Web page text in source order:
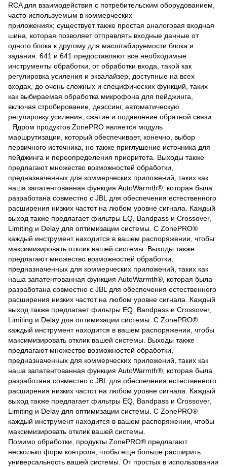
RCA для взаимодействия с потребительским оборудованием,
часто используемым в коммерческих
приложениях; существует также простая аналоговая входная
шина, которая позволяет отправлять входные данные от
одного блока к другому для масштабируемости блока и
задания. 641 и 641 предоставляют все необходимые
инструменты обработки, от обработки входа, такой как
регулировка усиления и эквалайзер, доступные на всех
входах, до очень сложных и специфических функций, таких
как выбираемая обработка микрофона для пейджинга,
включая стробирование, деэссинг, автоматическую
регулировку усиления, сжатие и подавление обратной связи.
. Ядром продуктов ZonePRO является модуль
маршрутизации, который обеспечивает, конечно, выбор
первичного источника, но также приглушение источника для
пейджинга и переопределения приоритета. Выходы также
предлагают множество возможностей обработки,
предназначенных для коммерческих приложений, таких как
наша запатентованная функция AutoWarmth®, которая была
разработана совместно с JBL для обеспечения естественного
расширения низких частот на любом уровне сигнала. Каждый
выход также предлагает фильтры EQ, Bandpass и Crossover,
Limiting и Delay для оптимизации системы. С ZonePRO®
каждый инструмент находится в вашем распоряжении, чтобы
максимизировать отклик вашей системы. Выходы также
предлагают множество возможностей обработки,
предназначенных для коммерческих приложений, таких как
наша запатентованная функция AutoWarmth®, которая была
разработана совместно с JBL для обеспечения естественного
расширения низких частот на любом уровне сигнала. Каждый
выход также предлагает фильтры EQ, Bandpass и Crossover,
Limiting и Delay для оптимизации системы. С ZonePRO®
каждый инструмент находится в вашем распоряжении, чтобы
максимизировать отклик вашей системы. Выходы также
предлагают множество возможностей обработки,
предназначенных для коммерческих приложений, таких как
наша запатентованная функция AutoWarmth®, которая была
разработана совместно с JBL для обеспечения естественного
расширения низких частот на любом уровне сигнала. Каждый
выход также предлагает фильтры EQ, Bandpass и Crossover,
Limiting и Delay для оптимизации системы. С ZonePRO®
каждый инструмент находится в вашем распоряжении, чтобы
максимизировать отклик вашей системы.
Помимо обработки, продукты ZonePRO® предлагают
несколько форм контроля, чтобы еще больше расширить
универсальность вашей системы. От простых в использовании